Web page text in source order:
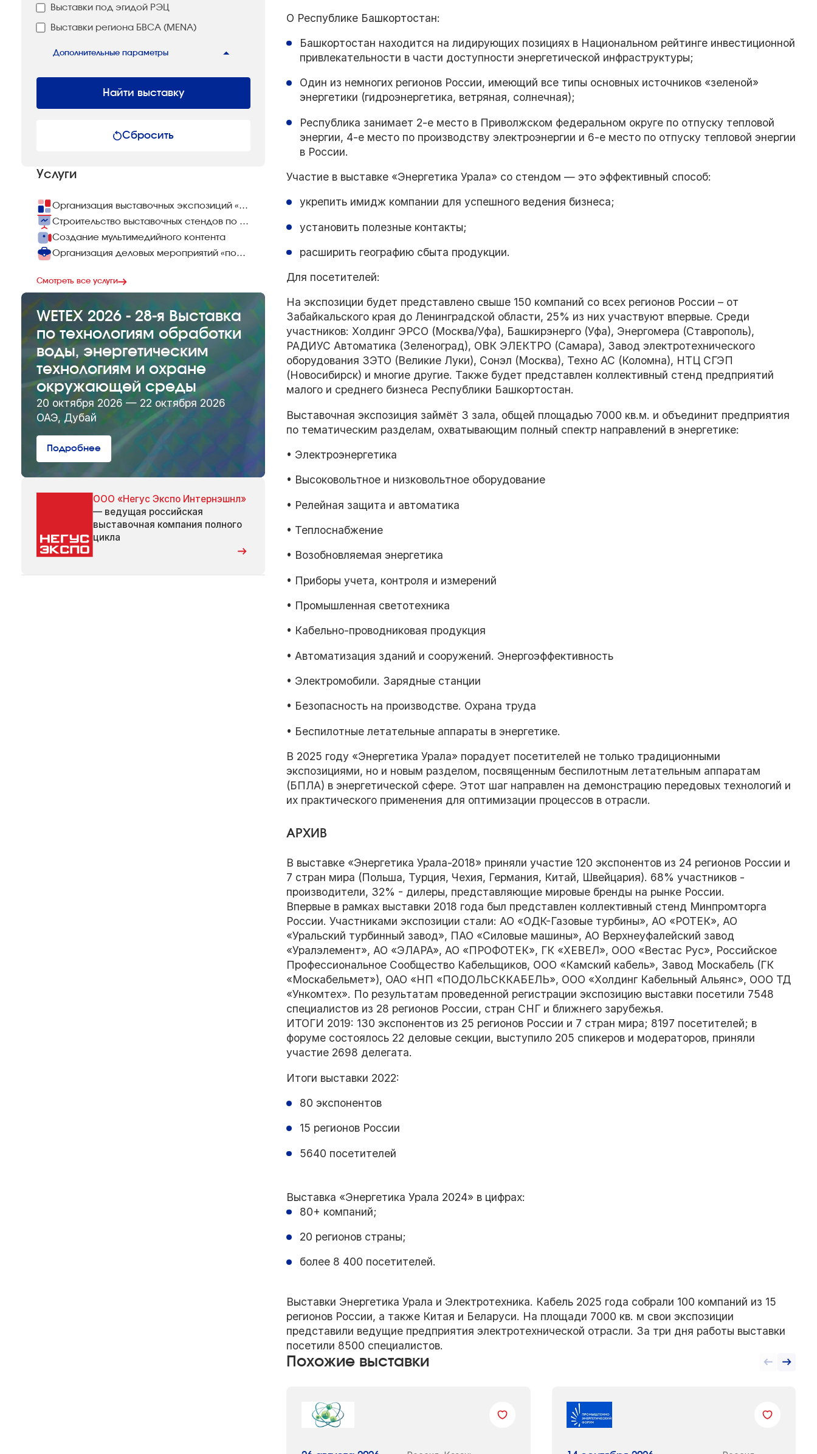
Выставки под эгидой РЭЦ
Выставки региона БВСА (MENA)
Дополнительные параметры
Найти выставку
Сбросить
Услуги
Организация выставочных экспозиций «под ключ»
Строительство выставочных стендов по всему миру
Создание мультимедийного контента
Организация деловых мероприятий «под ключ»
Смотреть все услуги
WETEX 2026 - 28-я Выставка
по технологиям обработки
воды, энергетическим
технологиям и охране
окружающей среды
20 октября 2026 — 22 октября 2026
ОАЭ, Дубай
Подробнее
ООО «Негус Экспо Интернэшнл»
— ведущая российская
выставочная компания полного
цикла
О Республике Башкортостан:
Башкортостан находится на лидирующих позициях в Национальном рейтинге инвестиционной
привлекательности в части доступности энергетической инфраструктуры;
Один из немногих регионов России, имеющий все типы основных источников «зеленой»
энергетики (гидроэнергетика, ветряная, солнечная);
Республика занимает 2-е место в Приволжском федеральном округе по отпуску тепловой
энергии, 4-е место по производству электроэнергии и 6-е место по отпуску тепловой энергии
в России.
Участие в выставке «Энергетика Урала» со стендом — это эффективный способ:
укрепить имидж компании для успешного ведения бизнеса;
установить полезные контакты;
расширить географию сбыта продукции.
Для посетителей:
На экспозиции будет представлено свыше 150 компаний со всех регионов России – от
Забайкальского края до Ленинградской области, 25% из них участвуют впервые. Среди
участников: Холдинг ЭРСО (Москва/Уфа), Башкирэнерго (Уфа), Энергомера (Ставрополь),
РАДИУС Автоматика (Зеленоград), ОВК ЭЛЕКТРО (Самара), Завод электротехнического
оборудования ЗЭТО (Великие Луки), Сонэл (Москва), Техно АС (Коломна), НТЦ СГЭП
(Новосибирск) и многие другие. Также будет представлен коллективный стенд предприятий
малого и среднего бизнеса Республики Башкортостан.
Выставочная экспозиция займёт 3 зала, общей площадью 7000 кв.м. и объединит предприятия
по тематическим разделам, охватывающим полный спектр направлений в энергетике:
• Электроэнергетика
• Высоковольтное и низковольтное оборудование
• Релейная защита и автоматика
• Теплоснабжение
• Возобновляемая энергетика
• Приборы учета, контроля и измерений
• Промышленная светотехника
• Кабельно-проводниковая продукция
• Автоматизация зданий и сооружений. Энергоэффективность
• Электромобили. Зарядные станции
• Безопасность на производстве. Охрана труда
• Беспилотные летательные аппараты в энергетике.
В 2025 году «Энергетика Урала» порадует посетителей не только традиционными
экспозициями, но и новым разделом, посвященным беспилотным летательным аппаратам
(БПЛА) в энергетической сфере. Этот шаг направлен на демонстрацию передовых технологий и
их практического применения для оптимизации процессов в отрасли.
АРХИВ
В выставке «Энергетика Урала-2018» приняли участие 120 экспонентов из 24 регионов России и
7 стран мира (Польша, Турция, Чехия, Германия, Китай, Швейцария). 68% участников -
производители, 32% - дилеры, представляющие мировые бренды на рынке России.
Впервые в рамках выставки 2018 года был представлен коллективный стенд Минпромторга
России. Участниками экспозиции стали: АО «ОДК-Газовые турбины», АО «РОТЕК», АО
«Уральский турбинный завод», ПАО «Силовые машины», АО Верхнеуфалейский завод
«Уралэлемент», АО «ЭЛАРА», АО «ПРОФОТЕК», ГК «ХЕВЕЛ», ООО «Вестас Рус», Российское
Профессиональное Сообщество Кабельщиков, ООО «Камский кабель», Завод Москабель (ГК
«Москабельмет»), ОАО «НП «ПОДОЛЬСККАБЕЛЬ», ООО «Холдинг Кабельный Альянс», ООО ТД
«Ункомтех». По результатам проведенной регистрации экспозицию выставки посетили 7548
специалистов из 28 регионов России, стран СНГ и ближнего зарубежья.
ИТОГИ 2019: 130 экспонентов из 25 регионов России и 7 стран мира; 8197 посетителей; в
форуме состоялось 22 деловые секции, выступило 205 спикеров и модераторов, приняли
участие 2698 делегата.
Итоги выставки 2022:
80 экспонентов
15 регионов России
5640 посетителей
Выставка «Энергетика Урала 2024» в цифрах:
80+ компаний;
20 регионов страны;
более 8 400 посетителей.
Выставки Энергетика Урала и Электротехника. Кабель 2025 года собрали 100 компаний из 15
регионов России, а также Китая и Беларуси. На площади 7000 кв. м свои экспозиции
представили ведущие предприятия электротехнической отрасли. За три дня работы выставки
посетили 8500 специалистов.
Похожие выставки